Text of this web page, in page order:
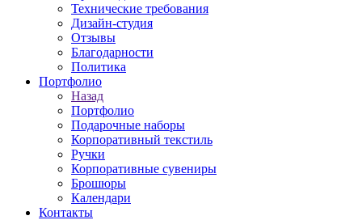
Технические требования
Дизайн-студия
Отзывы
Благодарности
Политика
Портфолио
Назад
Портфолио
Подарочные наборы
Корпоративный текстиль
Ручки
Корпоративные сувениры
Брошюры
Календари
Контакты